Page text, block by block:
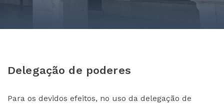
Delegação de poderes
Para os devidos efeitos, no uso da delegação de